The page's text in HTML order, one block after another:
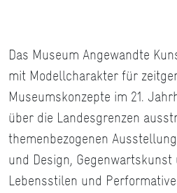
Das Museum Angewandte
mit Modellcharakter für
Museumskonzepte im 21.
über die Landesgrenzen
themenbezogenen
und Design,
Lebensstilen und